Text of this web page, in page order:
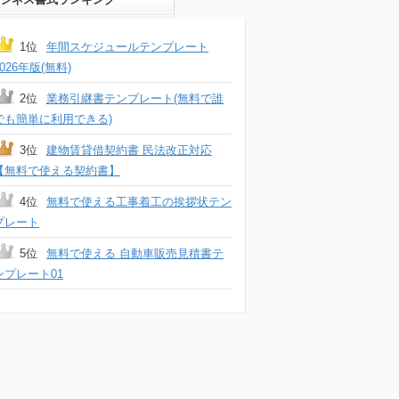
1位
年間スケジュールテンプレート
年版(無料)
2位
業務引継書テンプレート(無料で誰
も簡単に利用できる)
3位
建物賃貸借契約書 民法改正対応
無料で使える契約書】
4位
無料で使える工事着工の挨拶状テン
レート
5位
無料で使える 自動車販売見積書テ
プレート01